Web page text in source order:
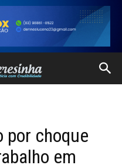
por choque
em